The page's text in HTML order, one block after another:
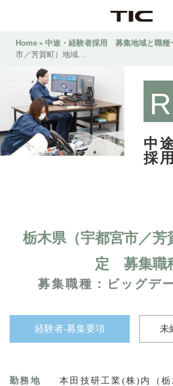
Home » 中途・経験者採用 募集地域と職種
市／芳賀町）地域…
R
中
採用
栃木県（宇都宮市／芳
定 募集職
募集職種：ビッグデ
経験者-募集要項 未
勤務地
本田技研工業(株)内（